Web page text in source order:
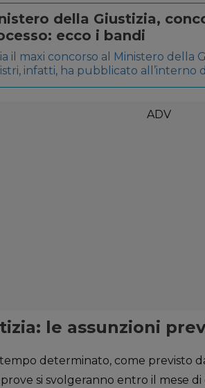
della Giustizia,
ecco i bandi
il maxi concorso al Ministero della
infatti, ha pubblicato all’interno
due nuovi bandi, per titoli ed
le assunzioni
determinato, come previsto
si svolgeranno entro il mese